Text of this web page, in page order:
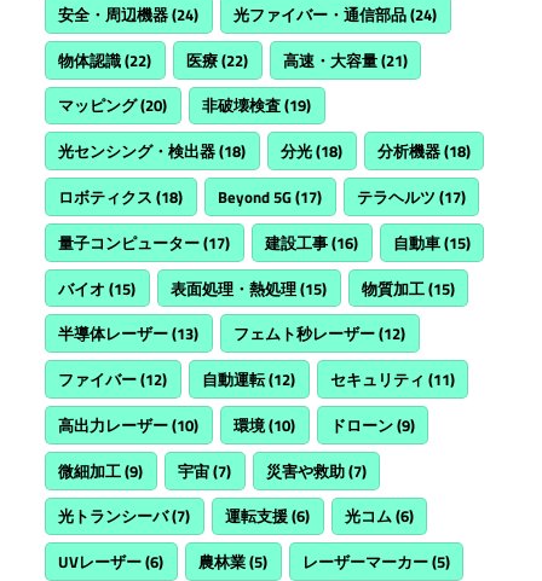
安全・周辺機器(24) 光ファイバー・通信部品(24)
物体認識(22) 医療(22) 高速・大容量(21)
マッピング(20) 非破壊検査(19)
光センシング・検出器(18) 分光(18) 分析機器(18)
ロボティクス (18) Beyond 5G(17) テラヘルツ (17)
量子コンピューター(17) 建設工事(16) 自動車(15)
バイオ (15) 表面処理・熱処理(15) 物質加工(15)
半導体レーザー(13) フェムト秒レーザー(12)
ファイバー(12) 自動運転(12) セキュリティ (11)
高出力レーザー(10) 環境(10) ドローン(9)
微細加工(9) 宇宙(7) 災害や救助(7)
光トランシーバ(7) 運転支援(6) 光コム(6)
UVレーザー(6) 農林業(5) レーザーマーカー(5)